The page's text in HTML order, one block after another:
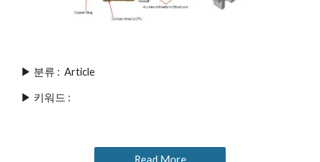
▶ 분류 : Article
▶ 키워드 :
Read More